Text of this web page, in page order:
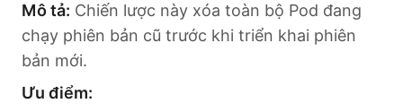
Mô tả: Chiến lược này xóa toàn bộ Pod đang
chạy phiên bản cũ trước khi triển khai phiên
bản mới.
Ưu điểm: